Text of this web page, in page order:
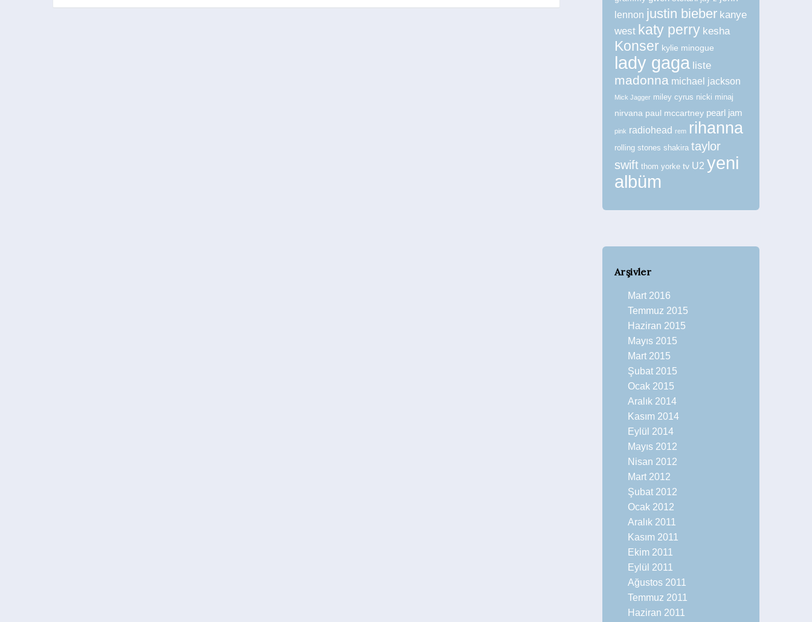
lennon justin bieber kanye
west katy perry kesha
Konser kylie minogue
lady gaga liste
madonna michael jackson
Mick Jagger miley cyrus nicki minaj
nirvana paul mccartney pearl jam
pink radiohead rem rihanna
rolling stones shakira taylor
swift thom yorke tv U2 yeni
albüm
Arşivler
Mart 2016
Temmuz 2015
Haziran 2015
Mayıs 2015
Mart 2015
Şubat 2015
Ocak 2015
Aralık 2014
Kasım 2014
Eylül 2014
Mayıs 2012
Nisan 2012
Mart 2012
Şubat 2012
Ocak 2012
Aralık 2011
Kasım 2011
Ekim 2011
Eylül 2011
Ağustos 2011
Temmuz 2011
Haziran 2011